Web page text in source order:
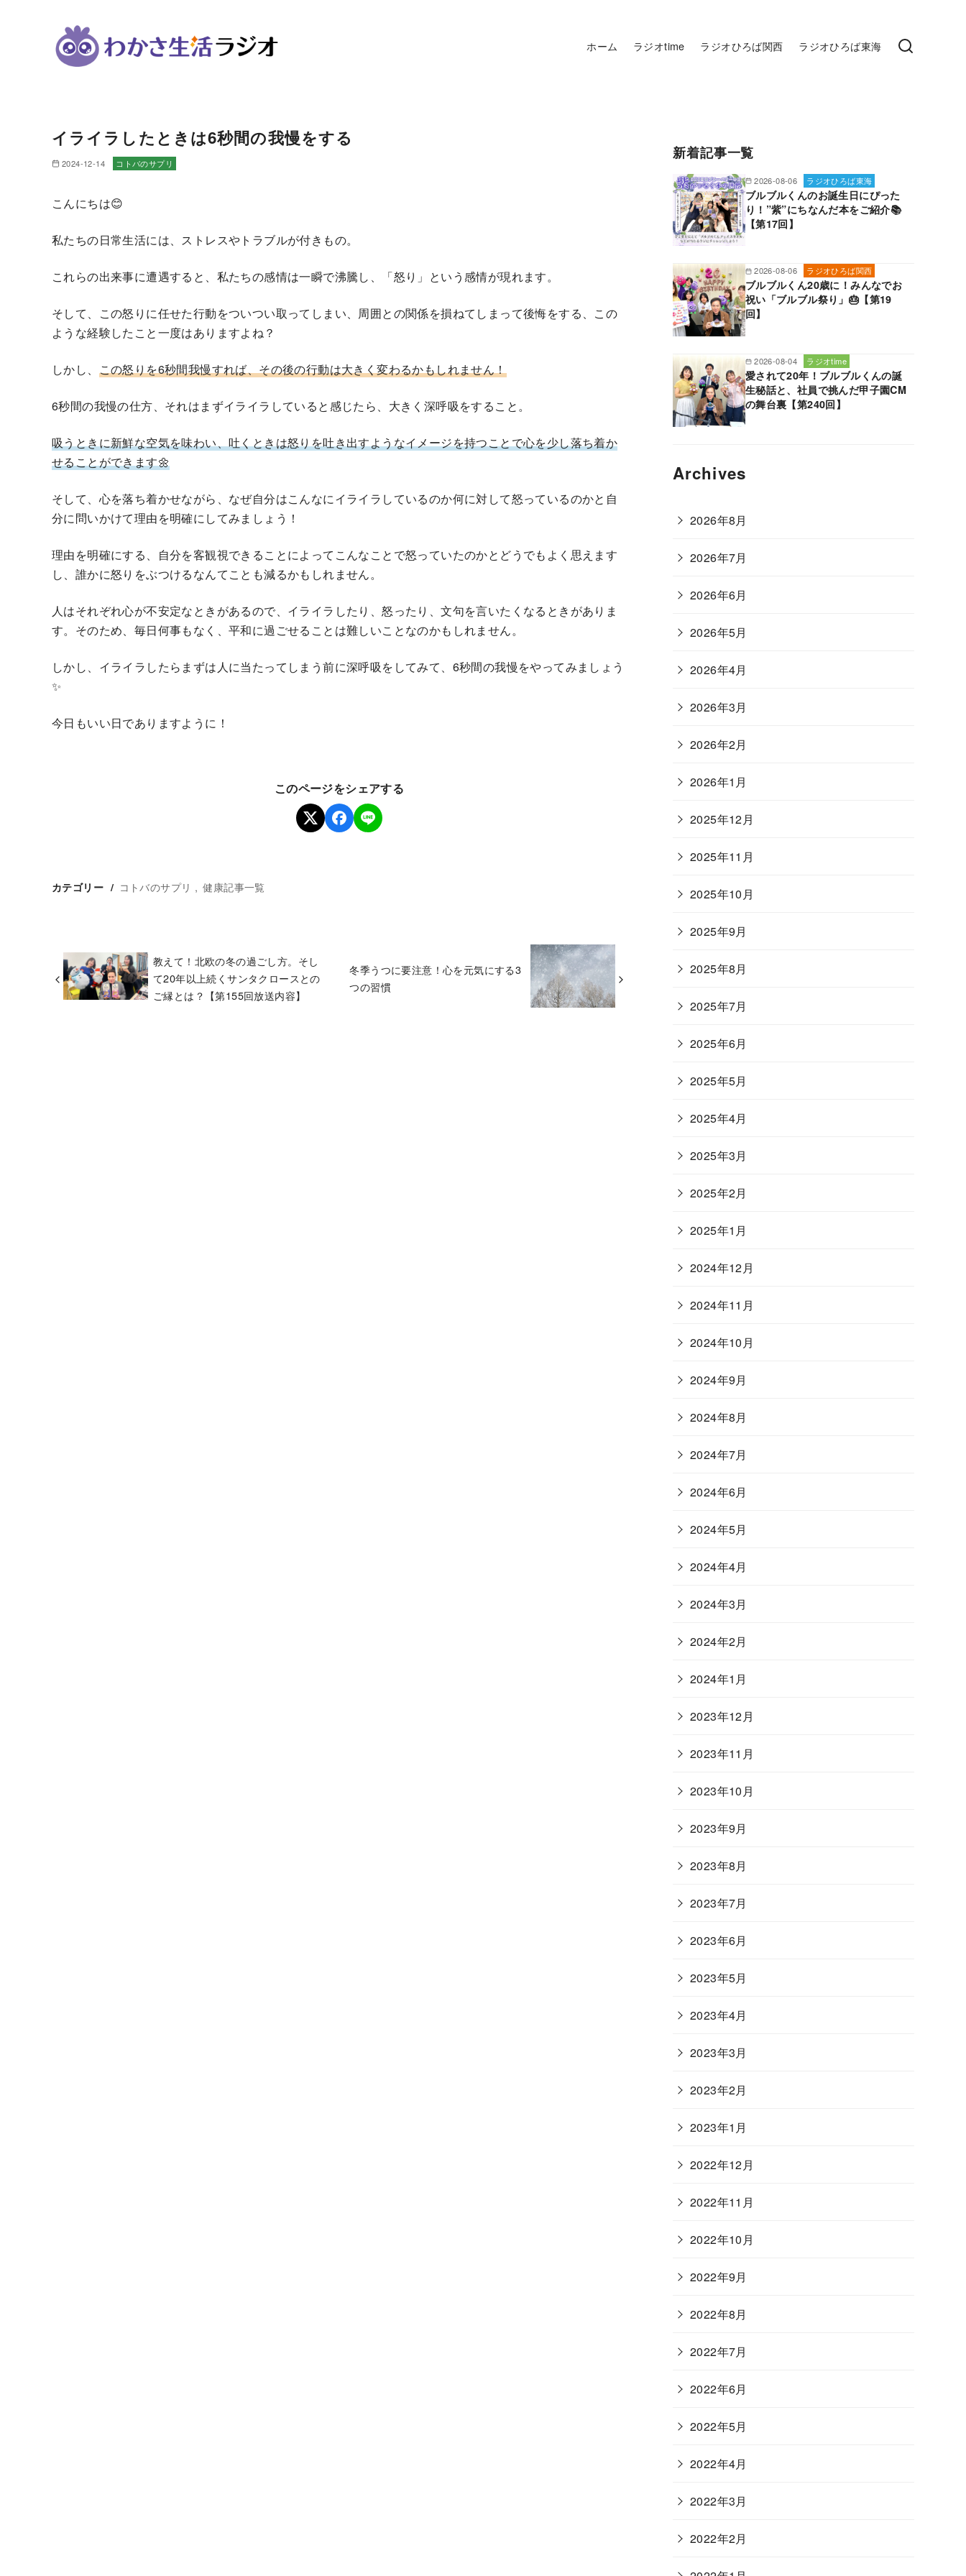
ホーム ラジオtime ラジオひろば関西 ラジオひろば東海
イライラしたときは6秒間の我慢をする
2024-12-14 コトバのサプリ
こんにちは😊
私たちの日常生活には、ストレスやトラブルが付きもの。
これらの出来事に遭遇すると、私たちの感情は一瞬で沸騰し、「怒り」という感情が現れます。
そして、この怒りに任せた行動をついつい取ってしまい、周囲との関係を損ねてしまって後悔をする、この
ような経験したこと一度はありますよね？
しかし、 この怒りを6秒間我慢すれば、その後の行動は大きく変わるかもしれません！
6秒間の我慢の仕方、それはまずイライラしていると感じたら、大きく深呼吸をすること。
吸うときに新鮮な空気を味わい、吐くときは怒りを吐き出すようなイメージを持つことで心を少し落ち着か
せることができます🌼
そして、心を落ち着かせながら、なぜ自分はこんなにイライラしているのか何に対して怒っているのかと自
分に問いかけて理由を明確にしてみましょう！
理由を明確にする、自分を客観視できることによってこんなことで怒っていたのかとどうでもよく思えます
し、誰かに怒りをぶつけるなんてことも減るかもしれません。
人はそれぞれ心が不安定なときがあるので、イライラしたり、怒ったり、文句を言いたくなるときがありま
す。そのため、毎日何事もなく、平和に過ごせることは難しいことなのかもしれません。
しかし、イライラしたらまずは人に当たってしまう前に深呼吸をしてみて、6秒間の我慢をやってみましょう
✨
今日もいい日でありますように！
このページをシェアする
カテゴリー コトバのサプリ 健康記事一覧
教えて！北欧の冬の過ごし方。そし
て20年以上続くサンタクロースとの
ご縁とは？【第155回放送内容】
冬季うつに要注意！心を元気にする3
つの習慣
新着記事一覧
2026-08-06 ラジオひろば東海
ブルブルくんのお誕生日にぴった
り！”紫”にちなんだ本をご紹介📚
【第17回】
2026-08-06 ラジオひろば関西
ブルブルくん20歳に！みんなでお
祝い「ブルブル祭り」🎂【第19
回】
2026-08-04 ラジオtime
愛されて20年！ブルブルくんの誕
生秘話と、社員で挑んだ甲子園CM
の舞台裏【第240回】
Archives
2026年8月
2026年7月
2026年6月
2026年5月
2026年4月
2026年3月
2026年2月
2026年1月
2025年12月
2025年11月
2025年10月
2025年9月
2025年8月
2025年7月
2025年6月
2025年5月
2025年4月
2025年3月
2025年2月
2025年1月
2024年12月
2024年11月
2024年10月
2024年9月
2024年8月
2024年7月
2024年6月
2024年5月
2024年4月
2024年3月
2024年2月
2024年1月
2023年12月
2023年11月
2023年10月
2023年9月
2023年8月
2023年7月
2023年6月
2023年5月
2023年4月
2023年3月
2023年2月
2023年1月
2022年12月
2022年11月
2022年10月
2022年9月
2022年8月
2022年7月
2022年6月
2022年5月
2022年4月
2022年3月
2022年2月